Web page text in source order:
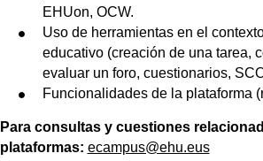
EHUon, OCW.
Uso de herramientas en el
educativo (creación de una tarea,
evaluar un foro, cuestionarios,
Funcionalidades de la plataforma
Para consultas y cuestiones
plataformas: ecampus@ehu.eus